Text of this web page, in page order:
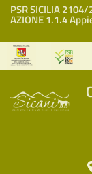
PSR SICILIA
AZIONE 1.1.4